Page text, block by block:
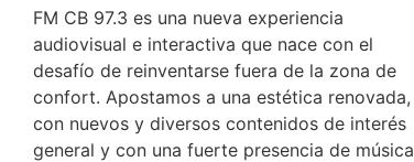
FM CB 97.3 es una nueva experiencia
audiovisual e interactiva que nace con el
desafío de reinventarse fuera de la zona de
confort. Apostamos a una estética renovada,
con nuevos y diversos contenidos de interés
general y con una fuerte presencia de música